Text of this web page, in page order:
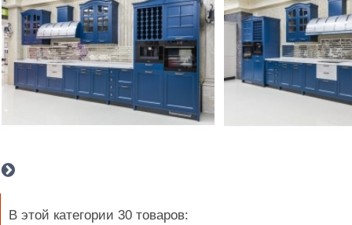
В этой категории 30 товаров: